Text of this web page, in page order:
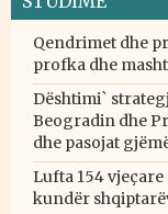
Qendrimet dhe
profka dhe
Dështimi`
Beogradin dhe
dhe pasojat
Lufta 154
kundër